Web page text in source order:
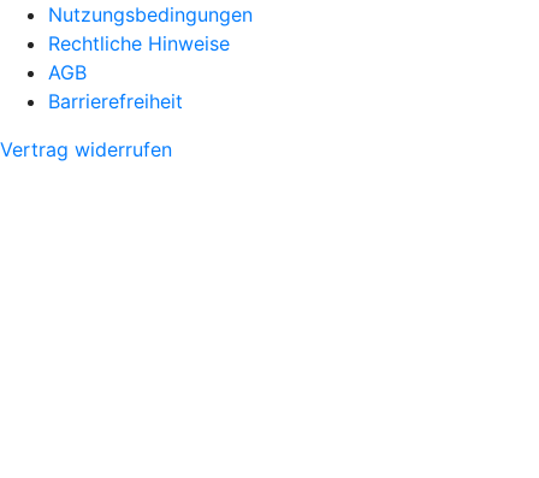
Nutzungsbedingungen
Rechtliche Hinweise
AGB
Barrierefreiheit
Vertrag widerrufen